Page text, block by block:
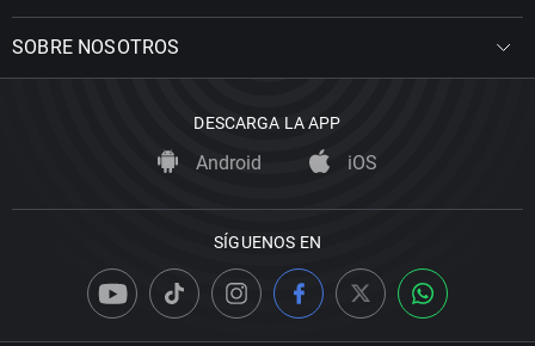
SOBRE NOSOTROS
DESCARGA LA APP
Android iOS
SÍGUENOS EN